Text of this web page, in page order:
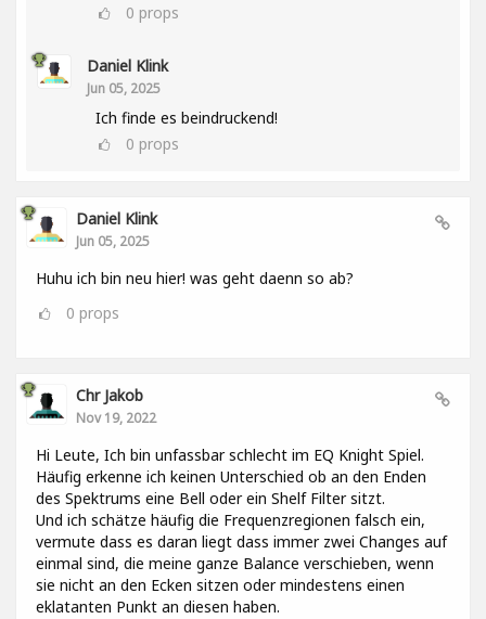
0 props
Daniel Klink
Jun 05, 2025
Ich finde es beindruckend!
0 props
Daniel Klink
Jun 05, 2025
Huhu ich bin neu hier! was geht daenn so ab?
0 props
Chr Jakob
Nov 19, 2022
Hi Leute, Ich bin unfassbar schlecht im EQ Knight Spiel.
Häufig erkenne ich keinen Unterschied ob an den Enden
des Spektrums eine Bell oder ein Shelf Filter sitzt.
Und ich schätze häufig die Frequenzregionen falsch ein,
vermute dass es daran liegt dass immer zwei Changes auf
einmal sind, die meine ganze Balance verschieben, wenn
sie nicht an den Ecken sitzen oder mindestens einen
eklatanten Punkt an diesen haben.